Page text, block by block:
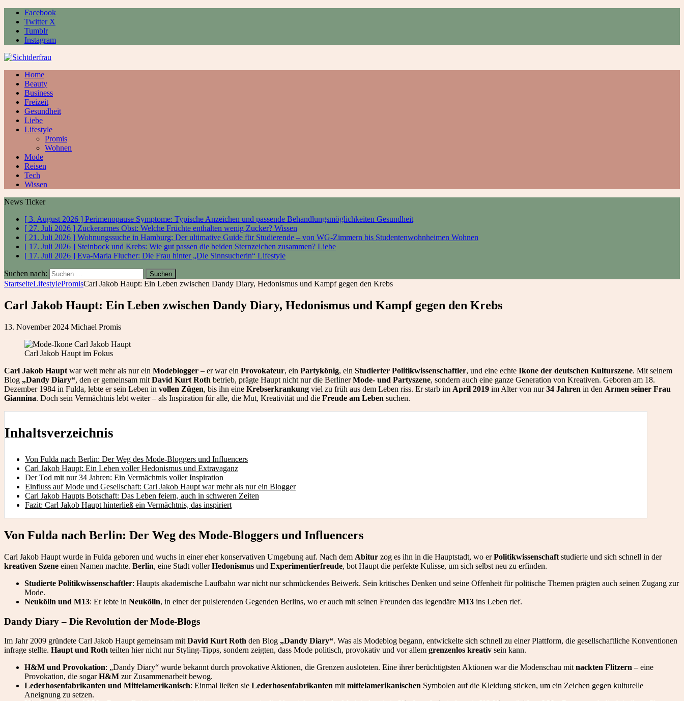
Facebook
Twitter X
Tumblr
Instagram
Home
Beauty
Business
Freizeit
Gesundheit
Liebe
Lifestyle
Promis
Wohnen
Mode
Reisen
Tech
Wissen
News Ticker
[ 3. August 2026 ] Perimenopause Symptome: Typische Anzeichen und passende Behandlungsmöglichkeiten Gesundheit
[ 27. Juli 2026 ] Zuckerarmes Obst: Welche Früchte enthalten wenig Zucker? Wissen
[ 21. Juli 2026 ] Wohnungssuche in Hamburg: Der ultimative Guide für Studierende – von WG-Zimmern bis Studentenwohnheimen Wohnen
[ 17. Juli 2026 ] Steinbock und Krebs: Wie gut passen die beiden Sternzeichen zusammen? Liebe
[ 17. Juli 2026 ] Eva-Maria Flucher: Die Frau hinter „Die Sinnsucherin“ Lifestyle
Suchen nach:
StartseiteLifestylePromisCarl Jakob Haupt: Ein Leben zwischen Dandy Diary, Hedonismus und Kampf gegen den Krebs
Carl Jakob Haupt: Ein Leben zwischen Dandy Diary, Hedonismus und Kampf gegen den Krebs
13. November 2024 Michael Promis
Carl Jakob Haupt im Fokus
Carl Jakob Haupt war weit mehr als nur ein Modeblogger – er war ein Provokateur, ein Partykönig, ein Studierter Politikwissenschaftler, und eine echte Ikone der deutschen Kulturszene. Mit seinem
Blog „Dandy Diary“, den er gemeinsam mit David Kurt Roth betrieb, prägte Haupt nicht nur die BerlinerMode- und Partyszene, sondern auch eine ganze Generation von Kreativen. Geboren am 18.
Dezember 1984 in Fulda, lebte er sein Leben in vollen Zügen, bis ihn eine Krebserkrankung viel zu früh aus dem Leben riss. Er starb im April 2019 im Alter von nur34 Jahren in den Armen seiner Frau
Giannina. Doch sein Vermächtnis lebt weiter – als Inspiration für alle, die Mut, Kreativität und die Freude am Leben suchen.
Inhaltsverzeichnis
Von Fulda nach Berlin: Der Weg des Mode-Bloggers und Influencers
Carl Jakob Haupt: Ein Leben voller Hedonismus und Extravaganz
Der Tod mit nur 34 Jahren: Ein Vermächtnis voller Inspiration
Einfluss auf Mode und Gesellschaft: Carl Jakob Haupt war mehr als nur ein Blogger
Carl Jakob Haupts Botschaft: Das Leben feiern, auch in schweren Zeiten
Fazit: Carl Jakob Haupt hinterließ ein Vermächtnis, das inspiriert
Von Fulda nach Berlin: Der Weg des Mode-Bloggers und Influencers
Carl Jakob Haupt wurde in Fulda geboren und wuchs in einer eher konservativen Umgebung auf. Nach dem Abitur zog es ihn in die Hauptstadt, wo erPolitikwissenschaft studierte und sich schnell in der
kreativen Szene einen Namen machte. Berlin, eine Stadt vollerHedonismus und Experimentierfreude, bot Haupt die perfekte Kulisse, um sich selbst neu zu erfinden.
Studierte Politikwissenschaftler: Haupts akademische Laufbahn war nicht nur schmückendes Beiwerk. Sein kritisches Denken und seine Offenheit für politische Themen prägten auch seinen Zugang zur
Mode.
Neukölln und M13: Er lebte in Neukölln, in einer der pulsierenden Gegenden Berlins, wo er auch mit seinen Freunden das legendäre M13 ins Leben rief.
Dandy Diary – Die Revolution der Mode-Blogs
Im Jahr 2009 gründete Carl Jakob Haupt gemeinsam mitDavid Kurt Roth den Blog „Dandy Diary“. Was als Modeblog begann, entwickelte sich schnell zu einer Plattform, die gesellschaftliche Konventionen
infrage stellte. Haupt und Roth teilten hier nicht nur Styling-Tipps, sondern zeigten, dass Mode politisch, provokativ und vor allem grenzenlos kreativ sein kann.
H&M und Provokation: „Dandy Diary“ wurde bekannt durch provokative Aktionen, die Grenzen ausloteten. Eine ihrer berüchtigtsten Aktionen war die Modenschau mitnackten Flitzern – eine
Provokation, die sogarH&M zur Zusammenarbeit bewog.
Lederhosenfabrikanten und Mittelamerikanisch: Einmal ließen sie Lederhosenfabrikanten mitmittelamerikanischen Symbolen auf die Kleidung sticken, um ein Zeichen gegen kulturelle
Aneignung zu setzen.